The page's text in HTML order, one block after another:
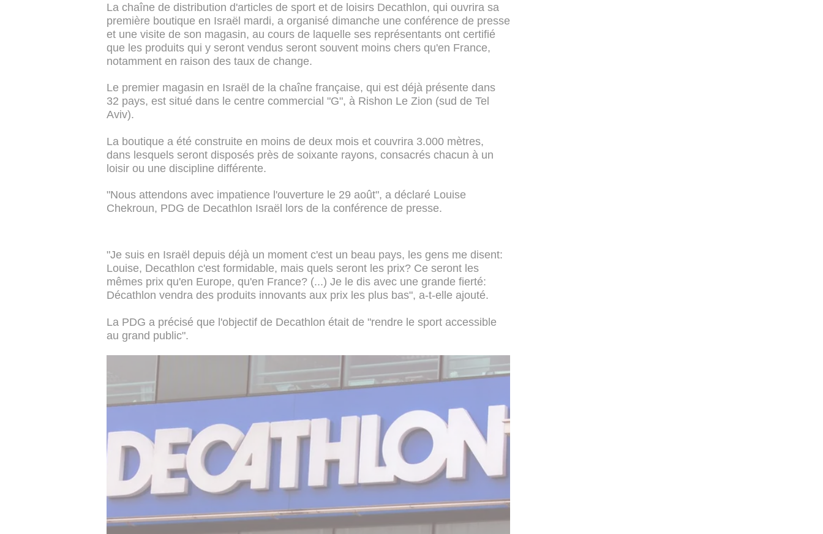
La chaîne de distribution d'articles de sport et de loisirs Decathlon, qui ouvrira sa
première boutique en Israël mardi, a organisé dimanche une conférence de presse
et une visite de son magasin, au cours de laquelle ses représentants ont certifié
que les produits qui y seront vendus seront souvent moins chers qu'en France,
notamment en raison des taux de change.
Le premier magasin en Israël de la chaîne française, qui est déjà présente dans
32 pays, est situé dans le centre commercial "G", à Rishon Le Zion (sud de Tel
Aviv).
La boutique a été construite en moins de deux mois et couvrira 3.000 mètres,
dans lesquels seront disposés près de soixante rayons, consacrés chacun à un
loisir ou une discipline différente.
"Nous attendons avec impatience l'ouverture le 29 août", a déclaré Louise
Chekroun, PDG de Decathlon Israël lors de la conférence de presse.
"Je suis en Israël depuis déjà un moment c'est un beau pays, les gens me disent:
Louise, Decathlon c'est formidable, mais quels seront les prix? Ce seront les
mêmes prix qu'en Europe, qu'en France? (...) Je le dis avec une grande fierté:
Décathlon vendra des produits innovants aux prix les plus bas", a-t-elle ajouté.
La PDG a précisé que l'objectif de Decathlon était de "rendre le sport accessible
au grand public".